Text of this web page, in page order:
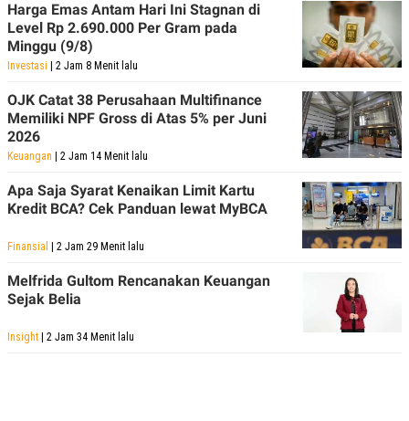
Harga Emas Antam Hari Ini Stagnan di
Level Rp 2.690.000 Per Gram pada
Minggu (9/8)
Investasi | 2 Jam 8 Menit lalu
OJK Catat 38 Perusahaan Multifinance
Memiliki NPF Gross di Atas 5% per Juni
2026
Keuangan | 2 Jam 14 Menit lalu
Apa Saja Syarat Kenaikan Limit Kartu
Kredit BCA? Cek Panduan lewat MyBCA
Finansial | 2 Jam 29 Menit lalu
Melfrida Gultom Rencanakan Keuangan
Sejak Belia
Insight | 2 Jam 34 Menit lalu